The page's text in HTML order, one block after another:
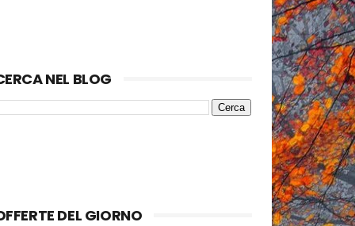
NEL BLOG
DEL GIORNO